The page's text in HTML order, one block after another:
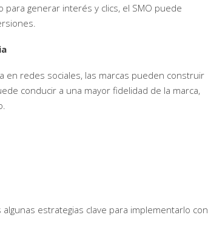
generar interés y clics, el SMO puede
en redes sociales, las marcas pueden construir
conducir a una mayor fidelidad de la marca,
estrategias clave para implementarlo con